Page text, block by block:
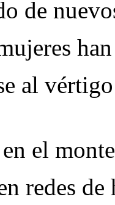
de
al
el
redes